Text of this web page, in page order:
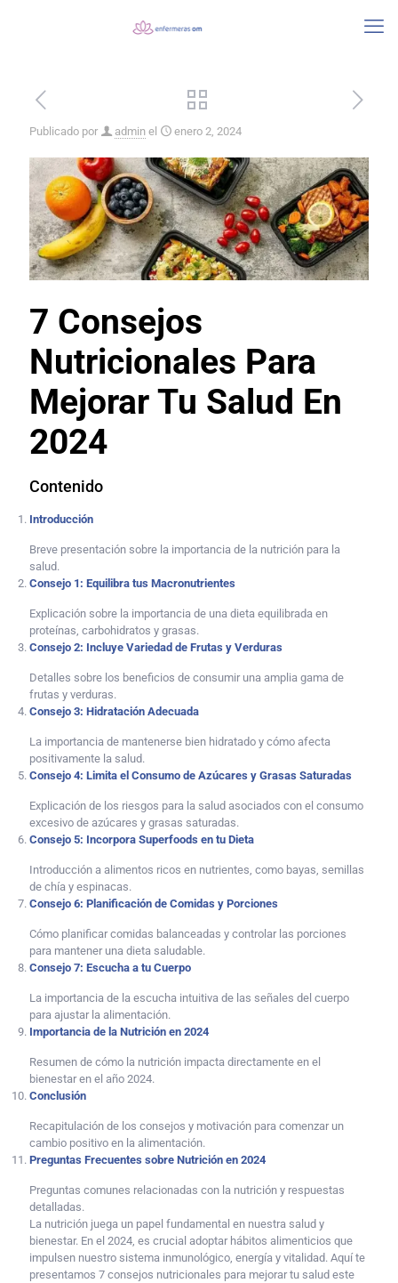
Publicado por admin el enero 2, 2024
7 Consejos
Nutricionales Para
Mejorar Tu Salud En
2024
Contenido
Introducción
Breve presentación sobre la importancia de la nutrición para la
salud.
Consejo 1: Equilibra tus Macronutrientes
Explicación sobre la importancia de una dieta equilibrada en
proteínas, carbohidratos y grasas.
Consejo 2: Incluye Variedad de Frutas y Verduras
Detalles sobre los beneficios de consumir una amplia gama de
frutas y verduras.
Consejo 3: Hidratación Adecuada
La importancia de mantenerse bien hidratado y cómo afecta
positivamente la salud.
Consejo 4: Limita el Consumo de Azúcares y Grasas Saturadas
Explicación de los riesgos para la salud asociados con el consumo
excesivo de azúcares y grasas saturadas.
Consejo 5: Incorpora Superfoods en tu Dieta
Introducción a alimentos ricos en nutrientes, como bayas, semillas
de chía y espinacas.
Consejo 6: Planificación de Comidas y Porciones
Cómo planificar comidas balanceadas y controlar las porciones
para mantener una dieta saludable.
Consejo 7: Escucha a tu Cuerpo
La importancia de la escucha intuitiva de las señales del cuerpo
para ajustar la alimentación.
Importancia de la Nutrición en 2024
Resumen de cómo la nutrición impacta directamente en el
bienestar en el año 2024.
Conclusión
Recapitulación de los consejos y motivación para comenzar un
cambio positivo en la alimentación.
Preguntas Frecuentes sobre Nutrición en 2024
Preguntas comunes relacionadas con la nutrición y respuestas
detalladas.
La nutrición juega un papel fundamental en nuestra salud y
bienestar. En el 2024, es crucial adoptar hábitos alimenticios que
impulsen nuestro sistema inmunológico, energía y vitalidad. Aquí te
presentamos 7 consejos nutricionales para mejorar tu salud este